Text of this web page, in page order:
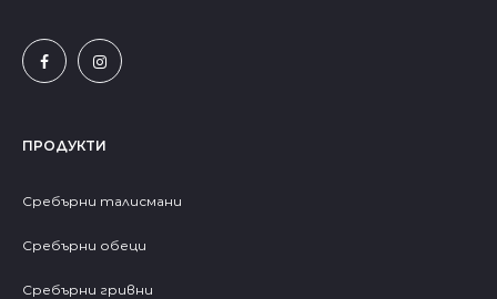
ПРОДУКТИ
Сребърни талисмани
Сребърни обеци
Сребърни гривни